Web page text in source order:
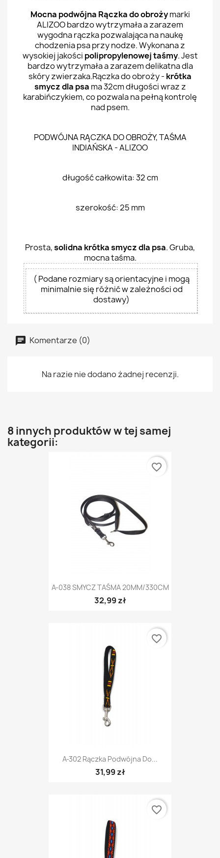
Mocna podwójna Rączka do obrożymarki
ALIZOO bardzo wytrzymała a zarazem
wygodna rączka pozwalająca na naukę
chodzenia psa przy nodze. Wykonana z
wysokiej jakości polipropylenowej taśmy. Jest
bardzo wytrzymała a zarazem delikatna dla
skóry zwierzaka.Rączka do obroży - krótka
smycz dla psa ma 32cm długości wraz z
karabińczykiem, co pozwala na pełną kontrolę
nad psem.
PODWÓJNA RĄCZKA DO OBROŻY, TAŚMA
INDIAŃSKA - ALIZOO
długość całkowita: 32 cm
szerokość: 25 mm
Prosta,solidna krótka smycz dla psa. Gruba,
mocna taśma.
( Podane rozmiary są orientacyjne i mogą
minimalnie się różnić w zależności od
dostawy)
Komentarze (0)
Na razie nie dodano żadnej recenzji.
8 innych produktów w tej samej
kategorii:
A-038 SMYCZ TAŚMA 20MM/330CM
32,99 zł
favorite_border
A-302 Rączka Podwójna Do...
31,99 zł
favorite_border
favorite_border